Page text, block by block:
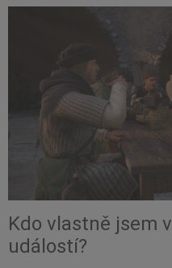
Kdo vlastně jsem
událostí?